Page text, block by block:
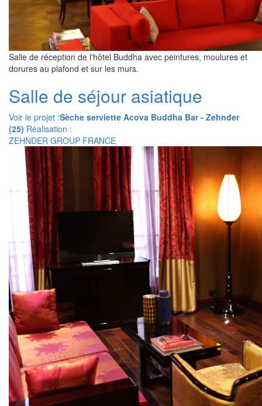
Salle de réception de l'hôtel Buddha avec peintures, moulures et
dorures au plafond et sur les murs.
Salle de séjour asiatique
Voir le projet :Sèche serviette Acova Buddha Bar - Zehnder
(25) Réalisation :
ZEHNDER GROUP FRANCE